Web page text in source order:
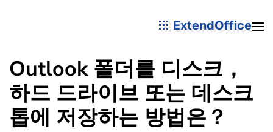
ExtendOffice
Outlook 폴더를 디스크，
하드 드라이브 또는 데스크
톱에 저장하는 방법은？